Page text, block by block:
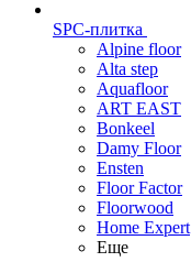
SPC-плитка
Alpine floor
Alta step
Aquafloor
ART EAST
Bonkeel
Damy Floor
Ensten
Floor Factor
Floorwood
Home Expert
Еще